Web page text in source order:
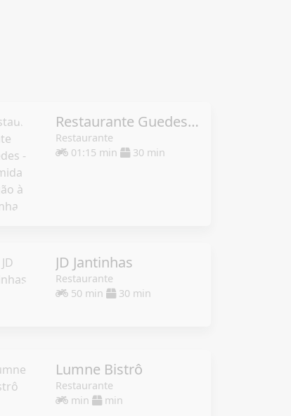
Restaurante Guedes - Comida Fogão à Lenha
Restaurante
01:15 min
30 min
JD Jantinhas
Restaurante
50 min
30 min
Lumne Bistrô
Restaurante
min
min